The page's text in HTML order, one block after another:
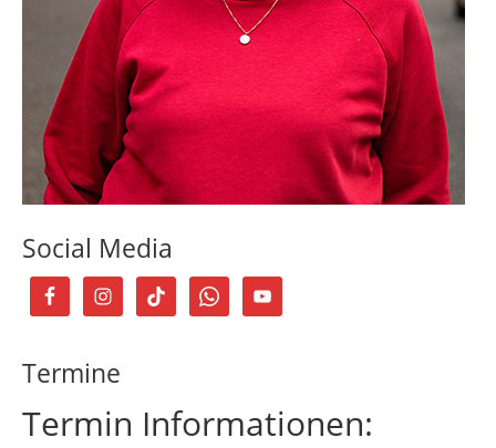
Social Media
Termine
Termin Informationen: